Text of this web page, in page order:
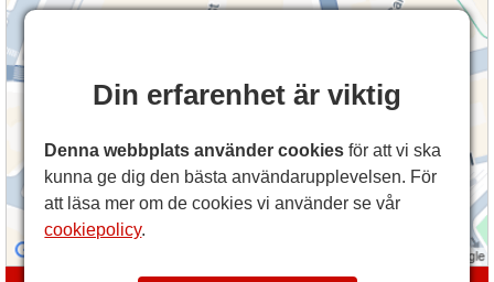
Din erfarenhet är viktig
Denna webbplats använder cookies för att vi ska
kunna ge dig den bästa användarupplevelsen. För
att läsa mer om de cookies vi använder se vår
cookiepolicy.